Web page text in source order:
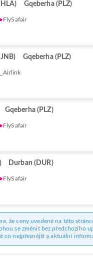
Gqeberha (PLZ)
FlySafair
Gqeberha (PLZ)
Airlink
Gqeberha (PLZ)
FlySafair
Durban (DUR)
FlySafair
že ceny uvedené na této
se změnit bez předchozího
co nejpřesnější a aktuální